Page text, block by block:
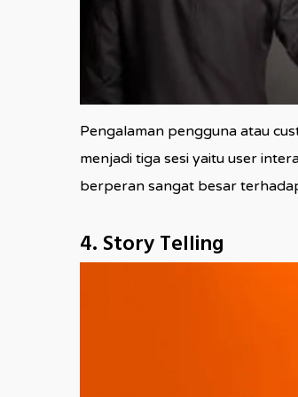
Pengalaman pengguna atau
menjadi tiga sesi yaitu user
berperan sangat besar
4. Story Telling